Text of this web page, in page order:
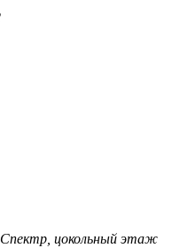
цокольный этаж